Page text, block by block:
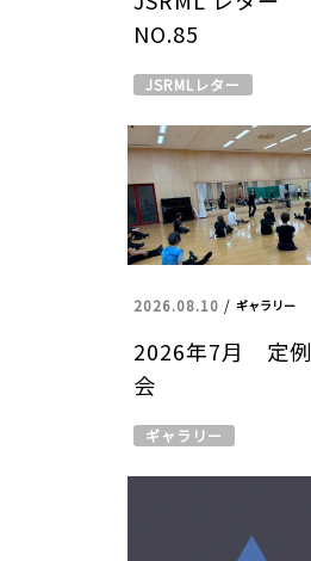
NO.85
JSRMLレター
2026.08.10 / ギャラリー
2026年7月 定例
会
ギャラリー